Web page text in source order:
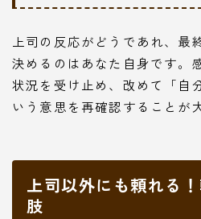
上司の反応がどうであれ、最
決めるのはあなた自身です。
状況を受け止め、改めて「自
いう意思を再確認することが
上司以外にも頼れる
肢